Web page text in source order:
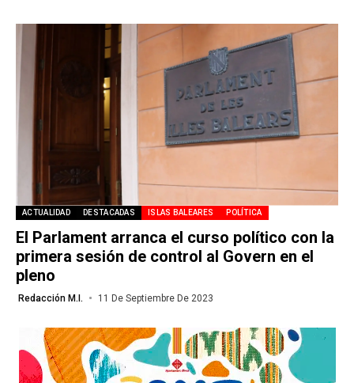
ACTUALIDAD DESTACADAS ISLAS BALEARES POLÍTICA
El Parlament arranca el curso político con la
primera sesión de control al Govern en el
pleno
Redacción M.I. 11 De Septiembre De 2023